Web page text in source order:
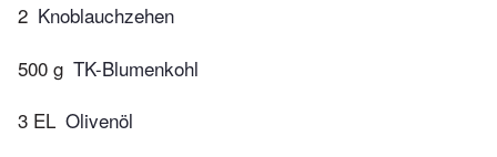
2 Knoblauchzehen
500 g TK-Blumenkohl
3 EL Olivenöl